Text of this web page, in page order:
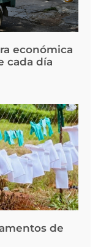
económica
cada día
de